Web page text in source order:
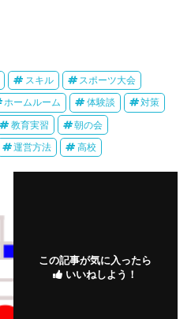
スキル スポーツ大会
ホームルーム 体験談 対策
教育実習 朝の会
運営方法 高校
この記事が気に入ったら
いいねしよう！